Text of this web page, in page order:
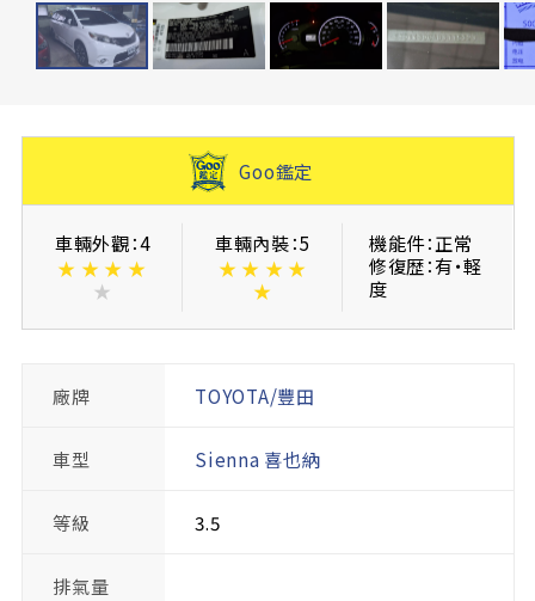
Goo鑑定
車輛外觀：4
★ ★ ★ ★
★
車輛內裝：5
★ ★ ★ ★
★
機能件：正常
修復歴：有・軽
度
廠牌 TOYOTA/豐田
車型 Sienna 喜也納
等級 3.5
排氣量